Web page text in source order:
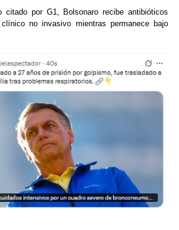
citado por G1, Bolsonaro recibe antibióticos
no invasivo mientras permanece bajo